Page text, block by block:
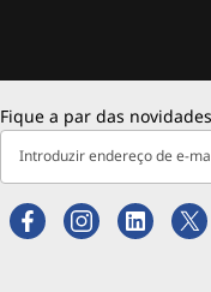
Fique a par das novidades
Introduzir endereço de e-